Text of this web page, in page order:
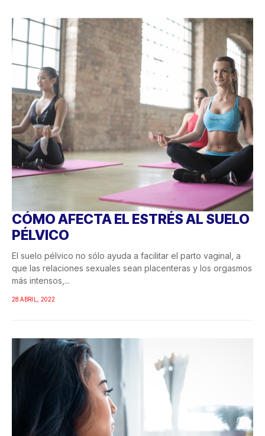
CÓMO AFECTA EL ESTRÉS AL SUELO
PÉLVICO
El suelo pélvico no sólo ayuda a facilitar el parto vaginal, a
que las relaciones sexuales sean placenteras y los orgasmos
más intensos,...
28 ABRIL, 2022